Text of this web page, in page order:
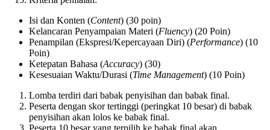
Isi dan Konten (Content) (30 poin)
Kelancaran Penyampaian Materi (Fluency) (20 Poin)
Penampilan (Ekspresi/Kepercayaan Diri) (Performance) (10
Poin)
Ketepatan Bahasa (Accuracy) (30)
Kesesuaian Waktu/Durasi (Time Management) (10 Poin)
Lomba terdiri dari babak penyisihan dan babak final.
Peserta dengan skor tertinggi (peringkat 10 besar) di babak
penyisihan akan lolos ke babak final.